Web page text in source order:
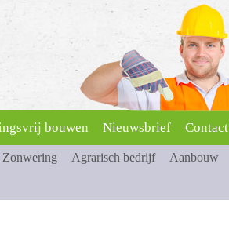
bouwen Nieuwsbrief Contact
Zonwering Agrarisch bedrijf Aanbouw